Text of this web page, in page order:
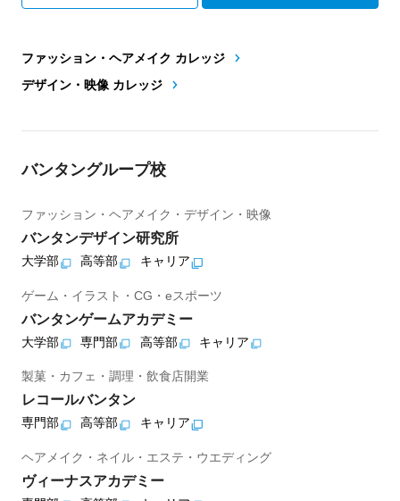
ファッション・ヘアメイク カレッジ
デザイン・映像 カレッジ
バンタングループ校
ファッション・ヘアメイク・デザイン・映像
バンタンデザイン研究所
大学部 高等部 キャリア
ゲーム・イラスト・CG・eスポーツ
バンタンゲームアカデミー
大学部 専門部 高等部 キャリア
製菓・カフェ・調理・飲食店開業
レコールバンタン
専門部 高等部 キャリア
ヘアメイク・ネイル・エステ・ウエディング
ヴィーナスアカデミー